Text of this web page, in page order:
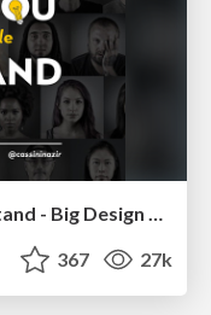
Dealing with People You Can't Stand - Big Design 2015
367 27k